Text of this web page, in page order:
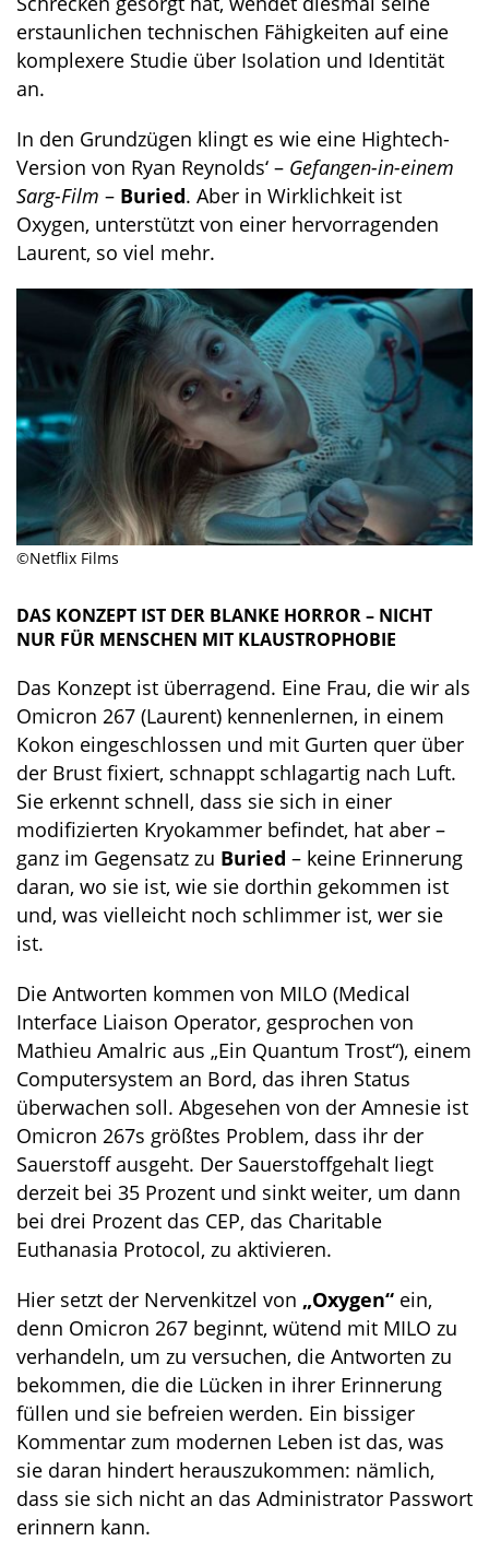
erstaunlichen technischen Fähigkeiten auf eine
komplexere Studie über Isolation und Identität
an.
In den Grundzügen klingt es wie eine Hightech-
Version von Ryan Reynolds‘ – Gefangen-in-einem
Sarg-Film – Buried. Aber in Wirklichkeit ist
Oxygen, unterstützt von einer hervorragenden
Laurent, so viel mehr.
©Netflix Films
DAS KONZEPT IST DER BLANKE HORROR – NICHT
NUR FÜR MENSCHEN MIT KLAUSTROPHOBIE
Das Konzept ist überragend. Eine Frau, die wir als
Omicron 267 (Laurent) kennenlernen, in einem
Kokon eingeschlossen und mit Gurten quer über
der Brust fixiert, schnappt schlagartig nach Luft.
Sie erkennt schnell, dass sie sich in einer
modifizierten Kryokammer befindet, hat aber –
ganz im Gegensatz zu Buried – keine Erinnerung
daran, wo sie ist, wie sie dorthin gekommen ist
und, was vielleicht noch schlimmer ist, wer sie
ist.
Die Antworten kommen von MILO (Medical
Interface Liaison Operator, gesprochen von
Mathieu Amalric aus „Ein Quantum Trost“), einem
Computersystem an Bord, das ihren Status
überwachen soll. Abgesehen von der Amnesie ist
Omicron 267s größtes Problem, dass ihr der
Sauerstoff ausgeht. Der Sauerstoffgehalt liegt
derzeit bei 35 Prozent und sinkt weiter, um dann
bei drei Prozent das CEP, das Charitable
Euthanasia Protocol, zu aktivieren.
Hier setzt der Nervenkitzel von „Oxygen“ ein,
denn Omicron 267 beginnt, wütend mit MILO zu
verhandeln, um zu versuchen, die Antworten zu
bekommen, die die Lücken in ihrer Erinnerung
füllen und sie befreien werden. Ein bissiger
Kommentar zum modernen Leben ist das, was
sie daran hindert herauszukommen: nämlich,
dass sie sich nicht an das Administrator Passwort
erinnern kann.